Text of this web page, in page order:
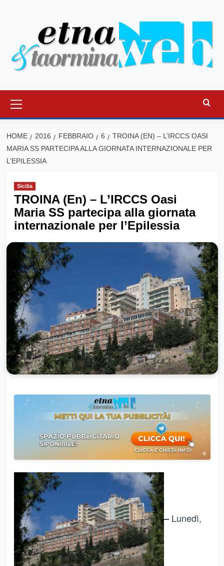
principale
HOME 2016 FEBBRAIO 6
TROINA (EN) – L’IRCCS OASI
MARIA SS PARTECIPA ALLA GIORNATA INTERNAZIONALE PER
L’EPILESSIA
Sicilia
TROINA (En) – L’IRCCS Oasi
Maria SS partecipa alla giornata
internazionale per l’Epilessia
– Lunedì,